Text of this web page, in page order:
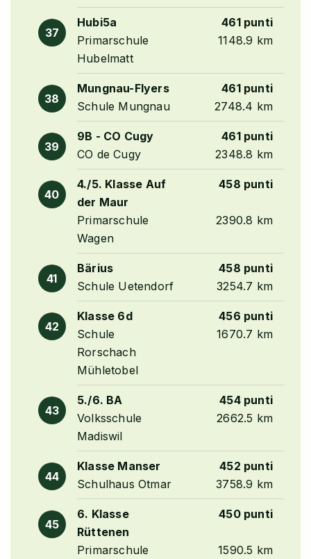
37
Hubi5a
461 punti
Primarschule
Hubelmatt
1148.9 km
38
Mungnau-Flyers
461 punti
Schule Mungnau
2748.4 km
39
9B - CO Cugy
461 punti
CO de Cugy
2348.8 km
40
4./5. Klasse Auf
der Maur
458 punti
Primarschule
Wagen
2390.8 km
41
Bärius
458 punti
Schule Uetendorf
3254.7 km
42
Klasse 6d
456 punti
Schule
Rorschach
Mühletobel
1670.7 km
43
5./6. BA
454 punti
Volksschule
Madiswil
2662.5 km
44
Klasse Manser
452 punti
Schulhaus Otmar
3758.9 km
45
6. Klasse
Rüttenen
450 punti
Primarschule
1590.5 km